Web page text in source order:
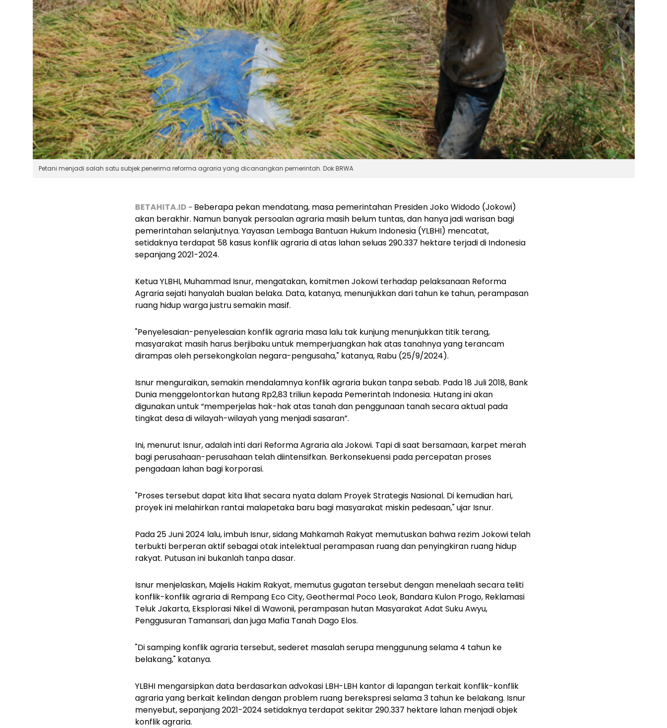
Petani menjadi salah satu subjek penerima reforma agraria yang dicanangkan pemerintah. Dok BRWA
BETAHITA.ID - Beberapa pekan mendatang, masa pemerintahan Presiden Joko Widodo (Jokowi)
akan berakhir. Namun banyak persoalan agraria masih belum tuntas, dan hanya jadi warisan bagi
pemerintahan selanjutnya. Yayasan Lembaga Bantuan Hukum Indonesia (YLBHI) mencatat,
setidaknya terdapat 58 kasus konflik agraria di atas lahan seluas 290.337 hektare terjadi di Indonesia
sepanjang 2021-2024.
Ketua YLBHI, Muhammad Isnur, mengatakan, komitmen Jokowi terhadap pelaksanaan Reforma
Agraria sejati hanyalah bualan belaka. Data, katanya, menunjukkan dari tahun ke tahun, perampasan
ruang hidup warga justru semakin masif.
"Penyelesaian-penyelesaian konflik agraria masa lalu tak kunjung menunjukkan titik terang,
masyarakat masih harus berjibaku untuk memperjuangkan hak atas tanahnya yang terancam
dirampas oleh persekongkolan negara-pengusaha," katanya, Rabu (25/9/2024).
Isnur menguraikan, semakin mendalamnya konflik agraria bukan tanpa sebab. Pada 18 Juli 2018, Bank
Dunia menggelontorkan hutang Rp2,83 triliun kepada Pemerintah Indonesia. Hutang ini akan
digunakan untuk “memperjelas hak-hak atas tanah dan penggunaan tanah secara aktual pada
tingkat desa di wilayah-wilayah yang menjadi sasaran”.
Ini, menurut Isnur, adalah inti dari Reforma Agraria ala Jokowi. Tapi di saat bersamaan, karpet merah
bagi perusahaan-perusahaan telah diintensifkan. Berkonsekuensi pada percepatan proses
pengadaan lahan bagi korporasi.
"Proses tersebut dapat kita lihat secara nyata dalam Proyek Strategis Nasional. Di kemudian hari,
proyek ini melahirkan rantai malapetaka baru bagi masyarakat miskin pedesaan," ujar Isnur.
Pada 25 Juni 2024 lalu, imbuh Isnur, sidang Mahkamah Rakyat memutuskan bahwa rezim Jokowi telah
terbukti berperan aktif sebagai otak intelektual perampasan ruang dan penyingkiran ruang hidup
rakyat. Putusan ini bukanlah tanpa dasar.
Isnur menjelaskan, Majelis Hakim Rakyat, memutus gugatan tersebut dengan menelaah secara teliti
konflik-konflik agraria di Rempang Eco City, Geothermal Poco Leok, Bandara Kulon Progo, Reklamasi
Teluk Jakarta, Eksplorasi Nikel di Wawonii, perampasan hutan Masyarakat Adat Suku Awyu,
Penggusuran Tamansari, dan juga Mafia Tanah Dago Elos.
"Di samping konflik agraria tersebut, sederet masalah serupa menggunung selama 4 tahun ke
belakang," katanya.
YLBHI mengarsipkan data berdasarkan advokasi LBH-LBH kantor di lapangan terkait konflik-konflik
agraria yang berkait kelindan dengan problem ruang berekspresi selama 3 tahun ke belakang. Isnur
menyebut, sepanjang 2021-2024 setidaknya terdapat sekitar 290.337 hektare lahan menjadi objek
konflik agraria.